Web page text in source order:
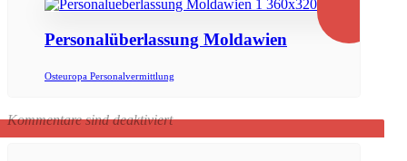
Personalüberlassung Moldawien
Osteuropa Personalvermittlung
Kommentare sind deaktiviert